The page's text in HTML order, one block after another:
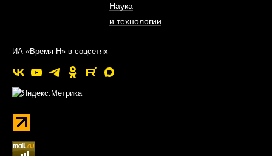
Наука
и технологии
ИА «Время Н» в соцсетях